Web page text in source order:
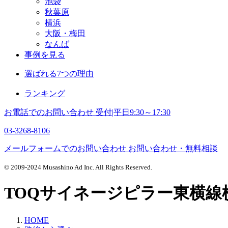
秋葉原
横浜
大阪・梅田
なんば
事例を見る
選ばれる7つの理由
ランキング
お電話でのお問い合わせ 受付|平日9:30～17:30
03-3268-8106
メールフォームでのお問い合わせ お問い合わせ・無料相談
© 2009-2024 Musashino Ad Inc. All Rights Reserved.
TOQサイネージピラー東横線
HOME